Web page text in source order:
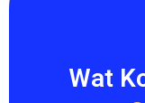
Wat